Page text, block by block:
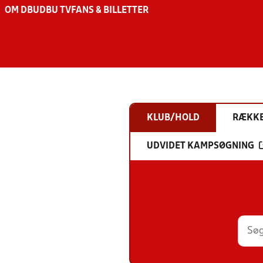
OM DBU DBU TV FANS & BILLETTER
KLUB/HOLD
UDVIDET KAMPSØGNING